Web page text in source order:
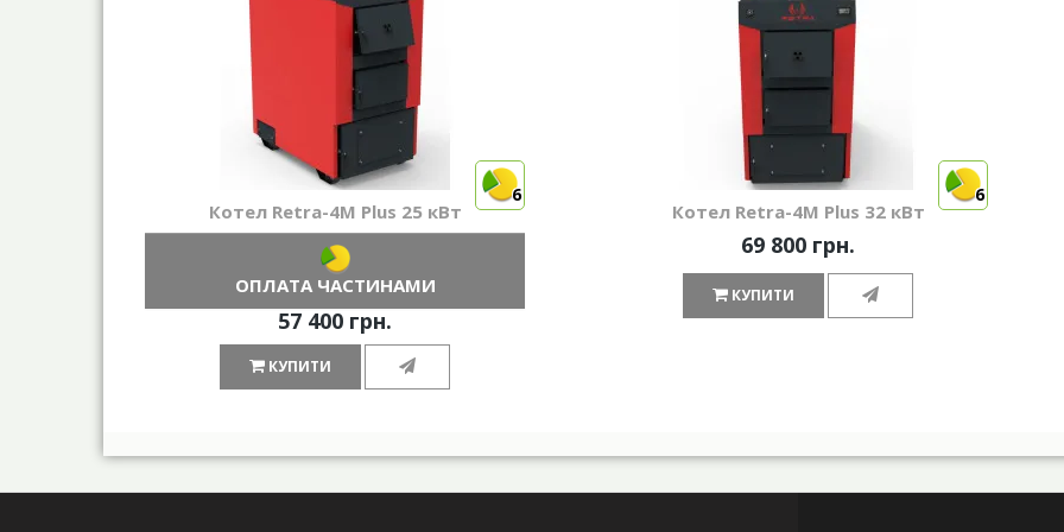
6
Котел Retra-4М Plus 25 кВт
ОПЛАТА ЧАСТИНАМИ
57 400 грн.
КУПИТИ
6
Котел Retra-4М Plus 32 кВт
69 800 грн.
КУПИТИ